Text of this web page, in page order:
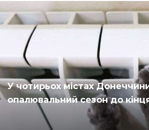
У чотирьох містах
опалювальний сезон до